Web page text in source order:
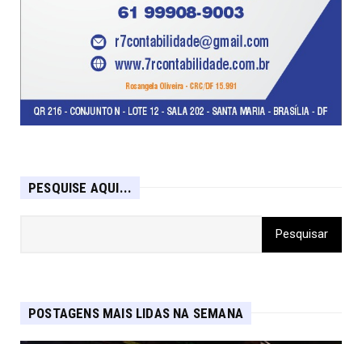
PESQUISE AQUI...
POSTAGENS MAIS LIDAS NA SEMANA